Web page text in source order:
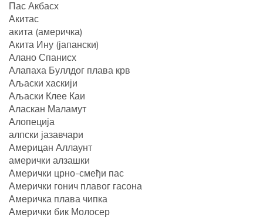
Пас Акбасх
Акитас
акита (америчка)
Акита Ину (јапански)
Алано Спанисх
Алапаха Буллдог плава крв
Аљаски хаскији
Аљаски Клее Каи
Аласкан Маламут
Алопеција
алпски јазавчари
Америцан Аллаунт
амерички алзашки
Амерички црно-смеђи пас
Амерички гонич плавог гасона
Америчка плава чипка
Амерички бик Молосер